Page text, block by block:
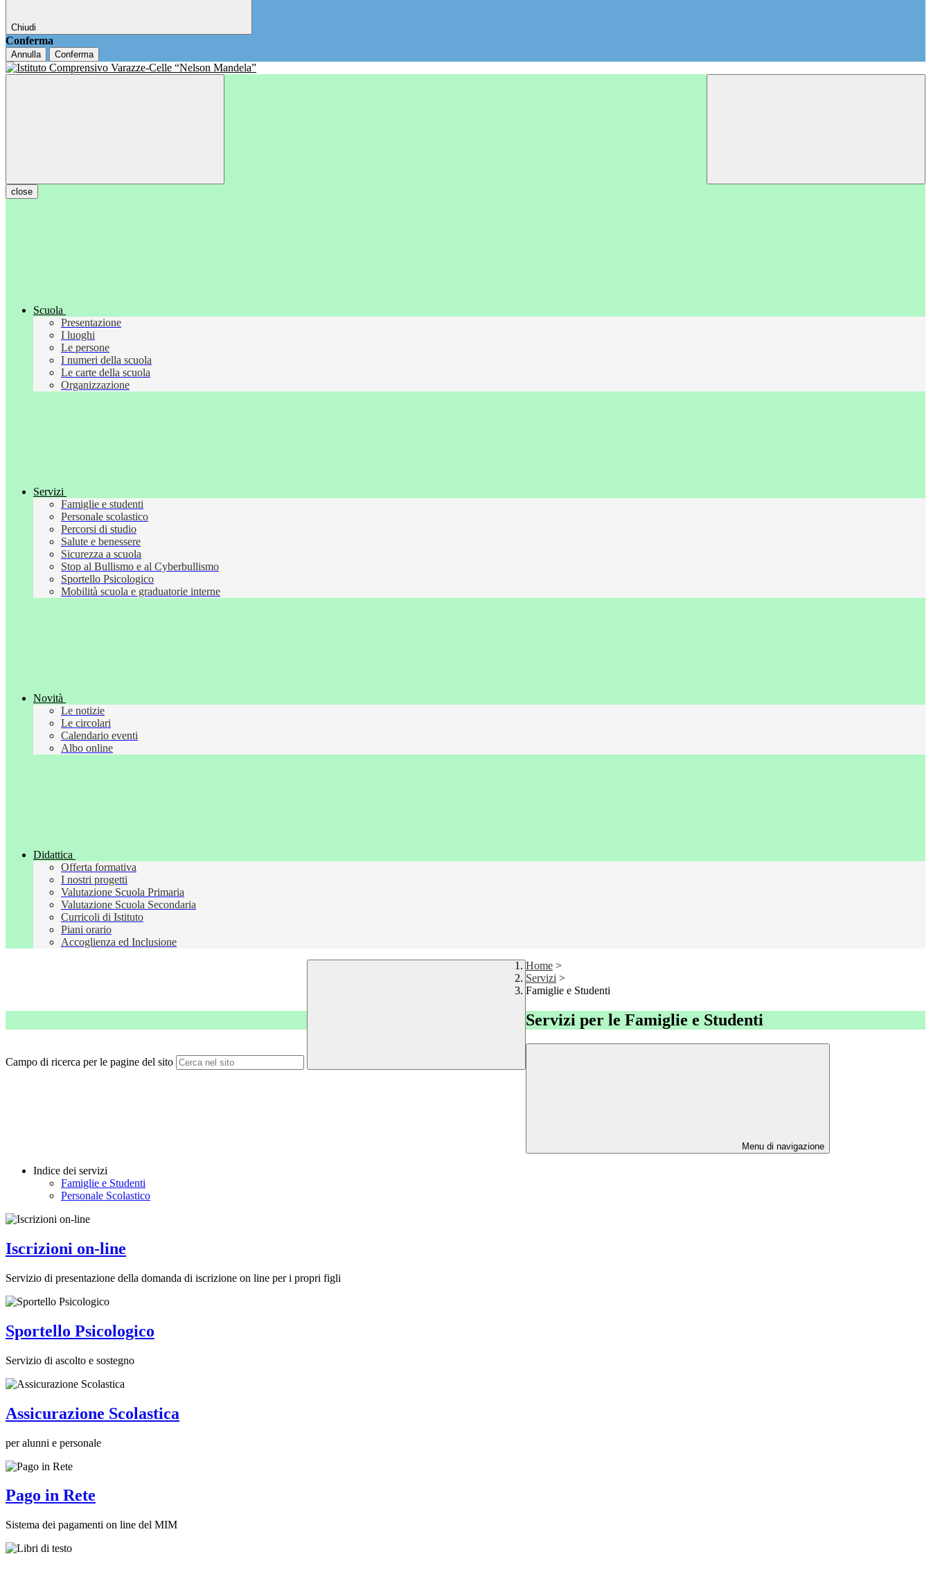
Chiudi
Conferma
Annulla Conferma
close
Scuola
Presentazione
I luoghi
Le persone
I numeri della scuola
Le carte della scuola
Organizzazione
Servizi
Famiglie e studenti
Personale scolastico
Percorsi di studio
Salute e benessere
Sicurezza a scuola
Stop al Bullismo e al Cyberbullismo
Sportello Psicologico
Mobilità scuola e graduatorie interne
Novità
Le notizie
Le circolari
Calendario eventi
Albo online
Didattica
Offerta formativa
I nostri progetti
Valutazione Scuola Primaria
Valutazione Scuola Secondaria
Curricoli di Istituto
Piani orario
Accoglienza ed Inclusione
Campo di ricerca per le pagine del sito
Home >
Servizi >
Famiglie e Studenti
Servizi per le Famiglie e Studenti
Menu di navigazione
Indice dei servizi
Famiglie e Studenti
Personale Scolastico
Iscrizioni on-line
Servizio di presentazione della domanda di iscrizione on line per i propri figli
Sportello Psicologico
Servizio di ascolto e sostegno
Assicurazione Scolastica
per alunni e personale
Pago in Rete
Sistema dei pagamenti on line del MIM